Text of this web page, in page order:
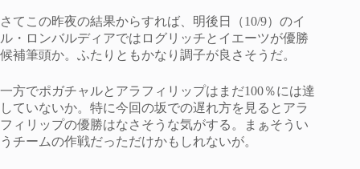
さてこの昨夜の結果からすれば、明後日（10/9）のイ
ル・ロンバルディアではログリッチとイエーツが優勝
候補筆頭か。ふたりともかなり調子が良さそうだ。
一方でポガチャルとアラフィリップはまだ100％には達
していないか。特に今回の坂での遅れ方を見るとアラ
フィリップの優勝はなさそうな気がする。まぁそうい
うチームの作戦だっただけかもしれないが。